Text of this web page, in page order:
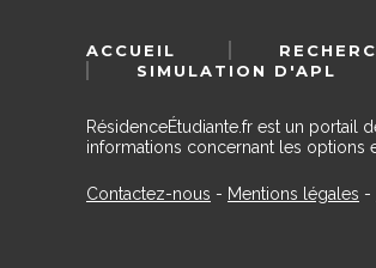
ACCUEIL
SIMULATION D'APL
RésidenceÉtudiante.fr est un portail
informations concernant les options
Contactez-nous - Mentions légales -